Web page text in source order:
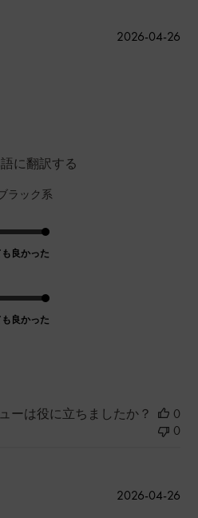
ラック系
も良かった
も良かった
に翻訳する
公
2026-04-26
ーは役に立ちましたか？
0
0
公
2026-04-26